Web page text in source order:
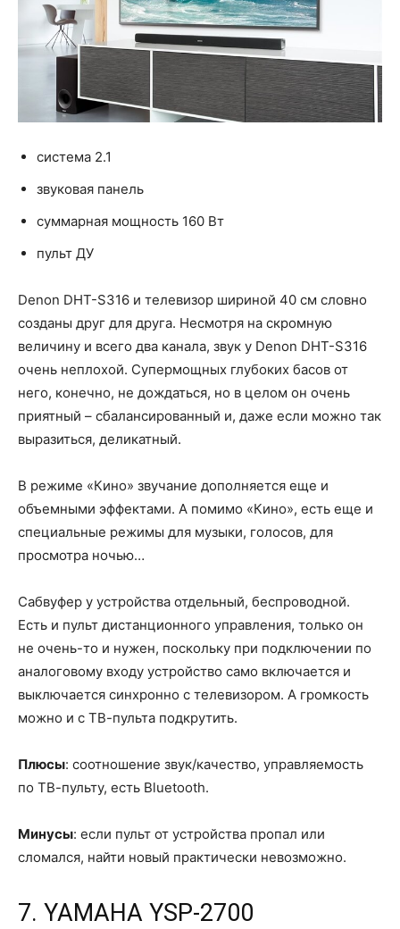
система 2.1
звуковая панель
суммарная мощность 160 Вт
пульт ДУ
Denon DHT-S316 и телевизор шириной 40 см словно
созданы друг для друга. Несмотря на скромную
величину и всего два канала, звук у Denon DHT-S316
очень неплохой. Супермощных глубоких басов от
него, конечно, не дождаться, но в целом он очень
приятный – сбалансированный и, даже если можно так
выразиться, деликатный.
В режиме «Кино» звучание дополняется еще и
объемными эффектами. А помимо «Кино», есть еще и
специальные режимы для музыки, голосов, для
просмотра ночью…
Сабвуфер у устройства отдельный, беспроводной.
Есть и пульт дистанционного управления, только он
не очень-то и нужен, поскольку при подключении по
аналоговому входу устройство само включается и
выключается синхронно с телевизором. А громкость
можно и с ТВ-пульта подкрутить.
Плюсы: соотношение звук/качество, управляемость
по ТВ-пульту, есть Bluetooth.
Минусы: если пульт от устройства пропал или
сломался, найти новый практически невозможно.
7. YAMAHA YSP-2700